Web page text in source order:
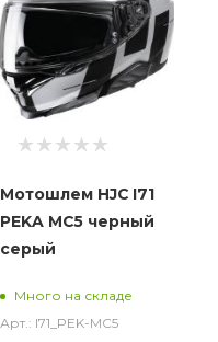
Мотошлем HJC I71
PEKA MC5 черный
серый
Много на складе
Арт.: I71_PEK-MC5